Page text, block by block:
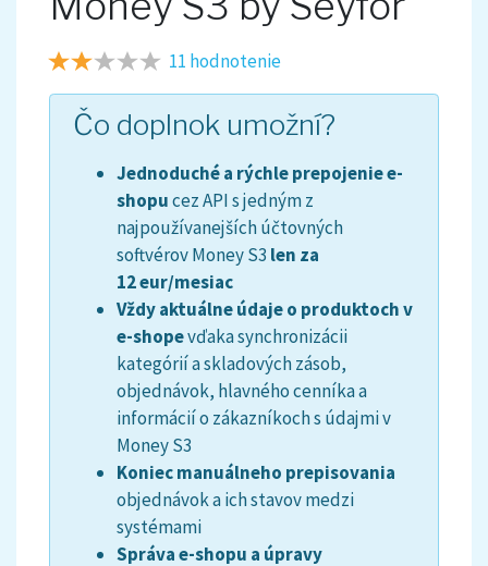
11 hodnotenie
Čo doplnok umožní?
Jednoduché a rýchle prepojenie e-
shopucez API s jedným z
najpoužívanejších účtovných
softvérov Money S3 len za
12eur/mesiac
Vždy aktuálne údaje o produktoch v
e-shopevďaka synchronizácii
kategórií a skladových zásob,
objednávok, hlavného cenníka a
informácií o zákazníkoch s údajmi v
Money S3
Koniec manuálneho prepisovania
objednávok a ich stavov medzi
systémami
Správa e-shopu a úpravy